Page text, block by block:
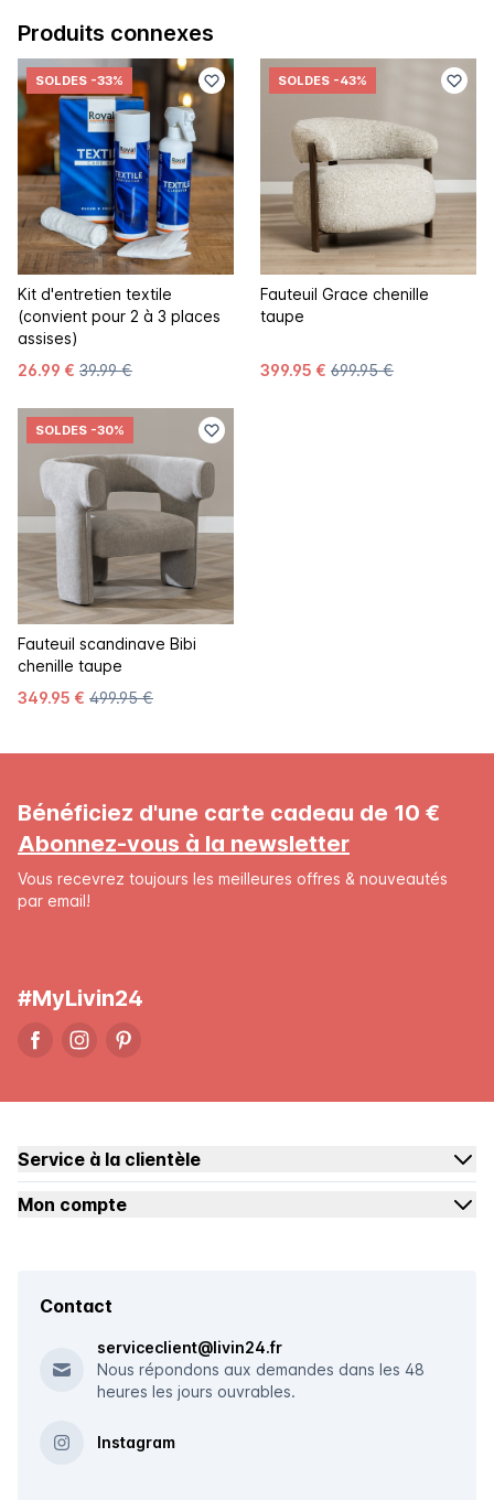
Produits connexes
SOLDES -33%
Kit d'entretien textile
(convient pour 2 à 3 places
assises)
26.99 € 39.99 €
SOLDES -43%
Fauteuil Grace chenille
taupe
399.95 € 699.95 €
SOLDES -30%
Fauteuil scandinave Bibi
chenille taupe
349.95 € 499.95 €
Bénéficiez d'une carte cadeau de 10 €
Abonnez-vous à la newsletter
Vous recevrez toujours les meilleures offres & nouveautés
par email!
#MyLivin24
Service à la clientèle
Mon compte
Contact
serviceclient@livin24.fr
Nous répondons aux demandes dans les 48
heures les jours ouvrables.
Instagram